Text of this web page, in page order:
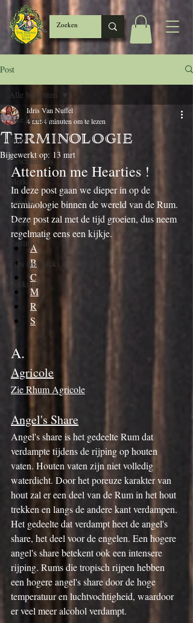
Post
Alle berichten
Rum
Geschiedenis
Merken
Landen
Stijlen
Tasting
Tips and tricks
Cocktails
Alle berichten
Terminologie
Idris Van Nuffel
4 mrt 4 minuten om te lezen
Bijgewerkt op: 13 mrt
Attention me Hearties !
In deze post gaan we dieper in op de
terminologie binnen de wereld van de Rum.
Deze post zal met de tijd groeien, dus neem
regelmatig eens een kijkje.
A
B
C
M
R
S
A.
Agricole
Zie Rhum Agricole
Angel's Share
Angel's share is het gedeelte Rum dat
verdampte tijdens de rijping op houten
vaten. Houten vaten zijn niet volledig
waterdicht. Door het poreuze karakter van
hout zal er een deel van de Rum in het hout
trekken en langs de andere kant verdampen.
Het gedeelte dat verdampt heet de angel's
share, het deel voor de engelen. Een hogere
angel's share betekent ook een intensere
rijping. Rums die tropisch rijpen hebben
een hogere angel's share door de hoge
temperatuur en luchtvochtigheid, waardoor
er veel meer alcohol verdampt.